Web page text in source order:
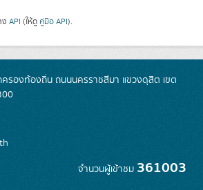
API (ให้ดู คู่มือ API).
ครองท้องถิ่น ถนนนครราชสีมา แขวงดุสิต เขต
จำนวนผู้เข้าชม 361003